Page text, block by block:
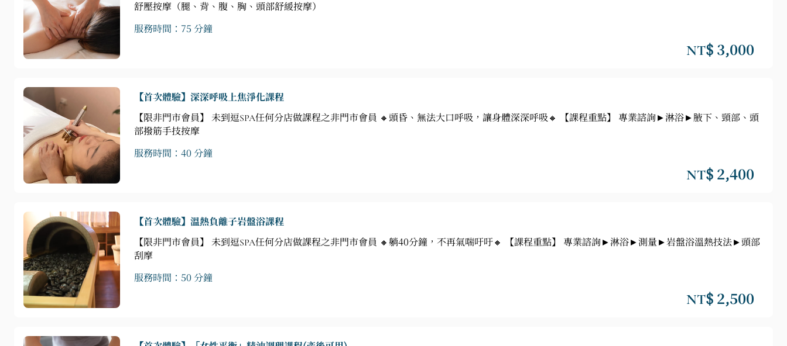
舒壓按摩（腿、背、腹、胸、頭部舒緩按摩）
服務時間：75 分鐘
NT$ 3,000
【首次體驗】深深呼吸上焦淨化課程
【限非門市會員】 未到逗SPA任何分店做課程之非門市會員 🔸頭昏、無法大口呼吸，讓身體深深呼吸🔸 【課程重點】 專業諮詢►淋浴►腋下、頸部、頭
部撥筋手技按摩
服務時間：40 分鐘
NT$ 2,400
【首次體驗】溫熱負離子岩盤浴課程
【限非門市會員】 未到逗SPA任何分店做課程之非門市會員 🔸躺40分鐘，不再氣喘吁吁🔸 【課程重點】 專業諮詢►淋浴►測量►岩盤浴溫熱技法►頭部
刮摩
服務時間：50 分鐘
NT$ 2,500